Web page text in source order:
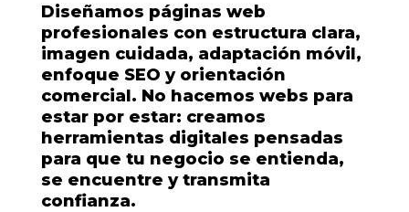
Diseñamos páginas web
profesionales con estructura clara,
imagen cuidada, adaptación móvil,
enfoque SEO y orientación
comercial. No hacemos webs para
estar por estar: creamos
herramientas digitales pensadas
para que tu negocio se entienda,
se encuentre y transmita
confianza.